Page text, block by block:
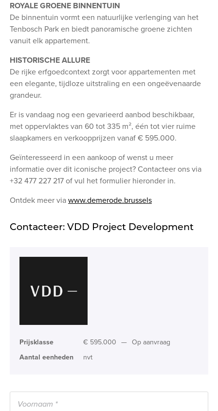
ROYALE GROENE BINNENTUIN
De binnentuin vormt een natuurlijke verlenging van het
Tenbosch Park en biedt panoramische groene zichten
vanuit elk appartement.
HISTORISCHE ALLURE
De rijke erfgoedcontext zorgt voor appartementen met
een elegante, tijdloze uitstraling en een ongeëvenaarde
grandeur.
Er is vandaag nog een gevarieerd aanbod beschikbaar,
met oppervlaktes van 60 tot 335 m², één tot vier ruime
slaapkamers en verkoopprijzen vanaf € 595.000.
Geïnteresseerd in een aankoop of wenst u meer
informatie over dit iconische project? Contacteer ons via
+32 477 227 217 of vul het formulier hieronder in.
Ontdek meer via www.demerode.brussels
Contacteer: VDD Project Development
Prijsklasse € 595.000 — Op aanvraag
Aantal eenheden
nvt